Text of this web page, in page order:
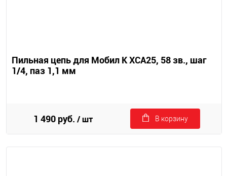
Пильная цепь для Мобил К XCA25, 58 зв., шаг
1/4, паз 1,1 мм
1 490 руб. / шт В корзину